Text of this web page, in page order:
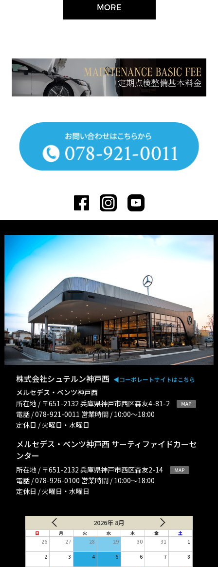
MORE
株式会社シュテルン神戸西 ◀︎コーポレートサイトはこちら
メルセデス・ベンツ神戸西
所在地 / 〒651-2132 兵庫県神戸市西区森友4-81-2
電話 / 078-921-0011 営業時間 / 10:00〜18:00
定休日 / 火曜日・水曜日
メルセデス・ベンツ神戸西 サーティファイドカーセ
ンター
所在地 / 〒651-2132 兵庫県神戸市西区森友2-14
電話 / 078-926-0100 営業時間 / 10:00〜18:00
定休日 / 火曜日・水曜日
2026年 8月
日 月 火 水 木 金 土
26 27 28 29 30 31 1
2 3 4 5 6 7 8